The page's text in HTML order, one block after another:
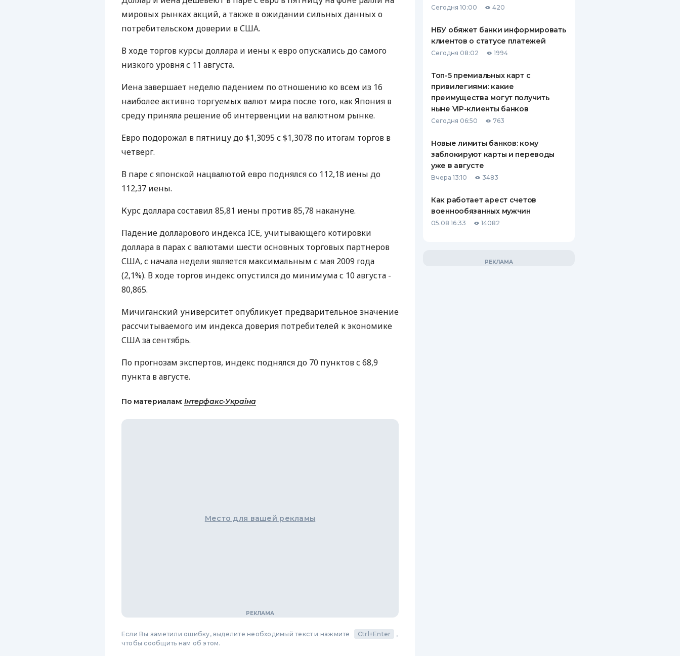
ЕЖЕМЕСЯЧНЫЙ ОБЗОР
БАНКОВСКИМ КАРТАМ
СТРАХОВАНИЮ
ВСЕ СТРАХОВЫЕ ПОЛИСЫ
ОТЗЫВЫ О СТРАХОВЫХ
КОМПАНИЯХ
мировых рынках акций, а также в ожидании сильных данных о
потребительском доверии в США.
В ходе торгов курсы доллара и иены к евро опускались до самого
низкого уровня с 11 августа.
Иена завершает неделю падением по отношению ко всем из 16
наиболее активно торгуемых валют мира после того, как Япония в
среду приняла решение об интервенции на валютном рынке.
Евро подорожал в пятницу до $1,3095 с $1,3078 по итогам торгов в
четверг.
В паре с японской нацвалютой евро поднялся со 112,18 иены до
112,37 иены.
Курс доллара составил 85,81 иены против 85,78 накануне.
Падение долларового индекса ICE, учитывающего котировки
доллара в парах с валютами шести основных торговых партнеров
США, с начала недели является максимальным с мая 2009 года
(2,1%). В ходе торгов индекс опустился до минимума с 10 августа -
80,865.
Мичиганский университет опубликует предварительное значение
рассчитываемого им индекса доверия потребителей к экономике
США за сентябрь.
По прогнозам экспертов, индекс поднялся до 70 пунктов с 68,9
пункта в августе.
По материалам: Інтерфакс-Україна
Место для вашей рекламы
Если Вы заметили ошибку, выделите необходимый текст и нажмите Ctrl+Enter
,
чтобы сообщить нам об этом.
Сегодня 10:00 420
НБУ обяжет банки информировать
клиентов о статусе платежей
Сегодня 08:02 1994
Топ-5 премиальных карт с
привилегиями: какие
преимущества могут получить
ныне VIP-клиенты банков
Сегодня 06:50 763
Новые лимиты банков: кому
заблокируют карты и переводы
уже в августе
Вчера 13:10 3483
Как работает арест счетов
военнообязанных мужчин
05.08 16:33 14082